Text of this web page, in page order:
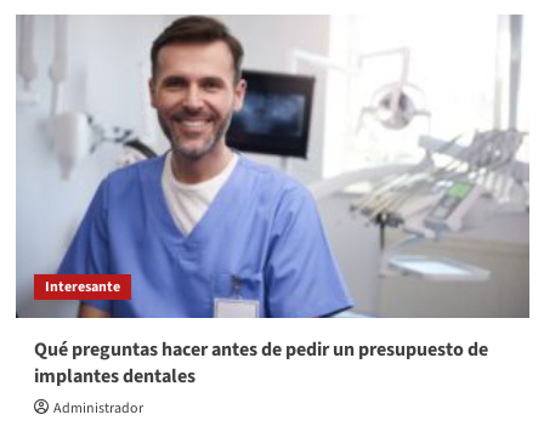
Cómo
seguridad
una
vivienda
evitar
problemas
con
cerraduras
y
puertas
Interesante
Qué preguntas hacer antes de pedir un presupuesto de
implantes dentales
Administrador